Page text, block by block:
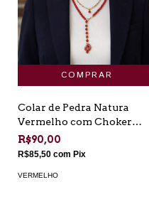
Colar de Pedra Natura
Vermelho com Choker
Corrente Dourada (CO-VR-
07)
R$90,00
R$85,50 com Pix
VERMELHO